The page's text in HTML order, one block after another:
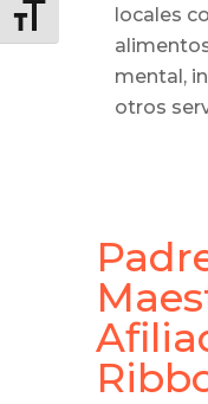
Toggle Font size
locales
mental,
otros